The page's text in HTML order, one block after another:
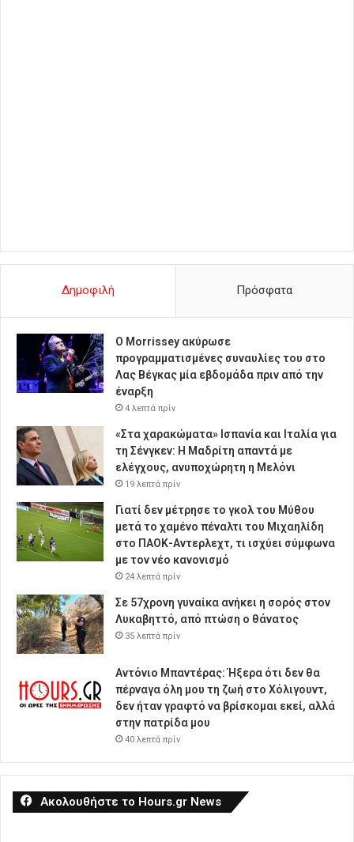
Δημοφιλή Πρόσφατα
Ο Morrissey ακύρωσε
προγραμματισμένες συναυλίες του στο
Λας Βέγκας μία εβδομάδα πριν από την
έναρξη
4 λεπτά πρίν
«Στα χαρακώματα» Ισπανία και Ιταλία για
τη Σένγκεν: Η Μαδρίτη απαντά με
ελέγχους, ανυποχώρητη η Μελόνι
19 λεπτά πρίν
Γιατί δεν μέτρησε το γκολ του Μύθου
μετά το χαμένο πέναλτι του Μιχαηλίδη
στο ΠΑΟΚ-Αντερλεχτ, τι ισχύει σύμφωνα
με τον νέο κανονισμό
24 λεπτά πρίν
Σε 57χρονη γυναίκα ανήκει η σορός στον
Λυκαβηττό, από πτώση ο θάνατος
35 λεπτά πρίν
Αντόνιο Μπαντέρας: Ήξερα ότι δεν θα
πέρναγα όλη μου τη ζωή στο Χόλιγουντ,
δεν ήταν γραφτό να βρίσκομαι εκεί, αλλά
στην πατρίδα μου
40 λεπτά πρίν
Ακολουθήστε το Hours.gr News